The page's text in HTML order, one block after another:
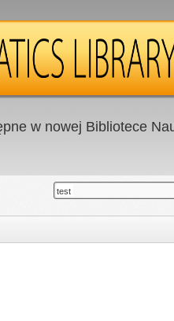
w nowej Bibliotece
test